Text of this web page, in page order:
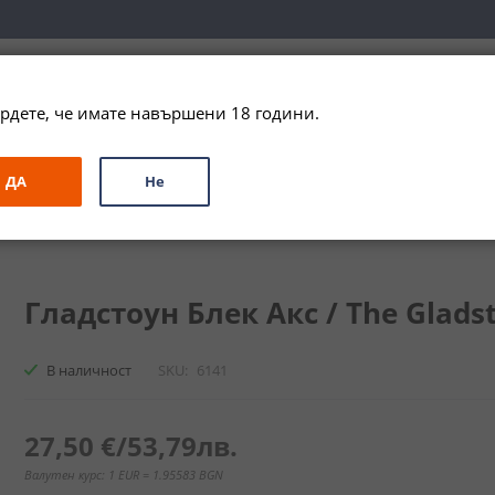
ЗА ПОДАРЪК ПРОМО СПЕЦИАЛНИ ПРЕДЛОЖЕНИЯ
Гладстоун Блек Акс / The
В наличност SKU 6141
27,50 €/53,79лв.
Валутен курс: 1 EUR = 1.95583 BGN
че имате навършени 18 години.
ДА Не